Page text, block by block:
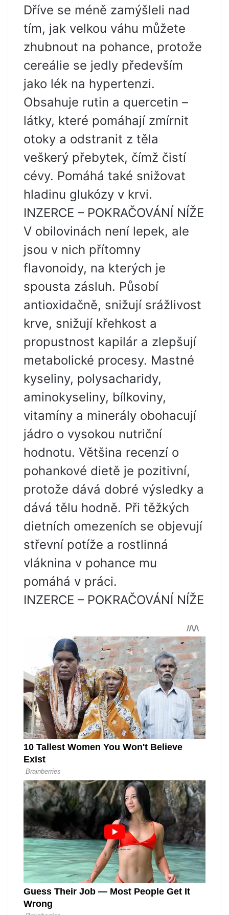
Dříve se méně zamýšleli nad
tím, jak velkou váhu můžete
zhubnout na pohance, protože
cereálie se jedly především
jako lék na hypertenzi.
Obsahuje rutin a quercetin –
látky, které pomáhají zmírnit
otoky a odstranit z těla
veškerý přebytek, čímž čistí
cévy. Pomáhá také snižovat
hladinu glukózy v krvi.
INZERCE – POKRAČOVÁNÍ NÍŽE
V obilovinách není lepek, ale
jsou v nich přítomny
flavonoidy, na kterých je
spousta zásluh. Působí
antioxidačně, snižují srážlivost
krve, snižují křehkost a
propustnost kapilár a zlepšují
metabolické procesy. Mastné
kyseliny, polysacharidy,
aminokyseliny, bílkoviny,
vitamíny a minerály obohacují
jádro o vysokou nutriční
hodnotu. Většina recenzí o
pohankové dietě je pozitivní,
protože dává dobré výsledky a
dává tělu hodně. Při těžkých
dietních omezeních se objevují
střevní potíže a rostlinná
vláknina v pohance mu
pomáhá v práci.
INZERCE – POKRAČOVÁNÍ NÍŽE